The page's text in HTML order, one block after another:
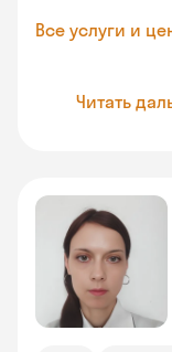
Все услуги и
Читать